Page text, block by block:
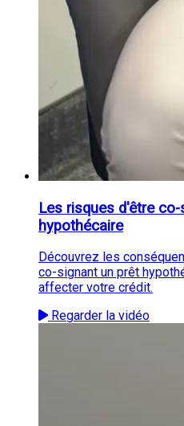
Les risques d'être
hypothécaire
Découvrez les
co-signant un prêt
affecter votre crédit.
Regarder la vidéo